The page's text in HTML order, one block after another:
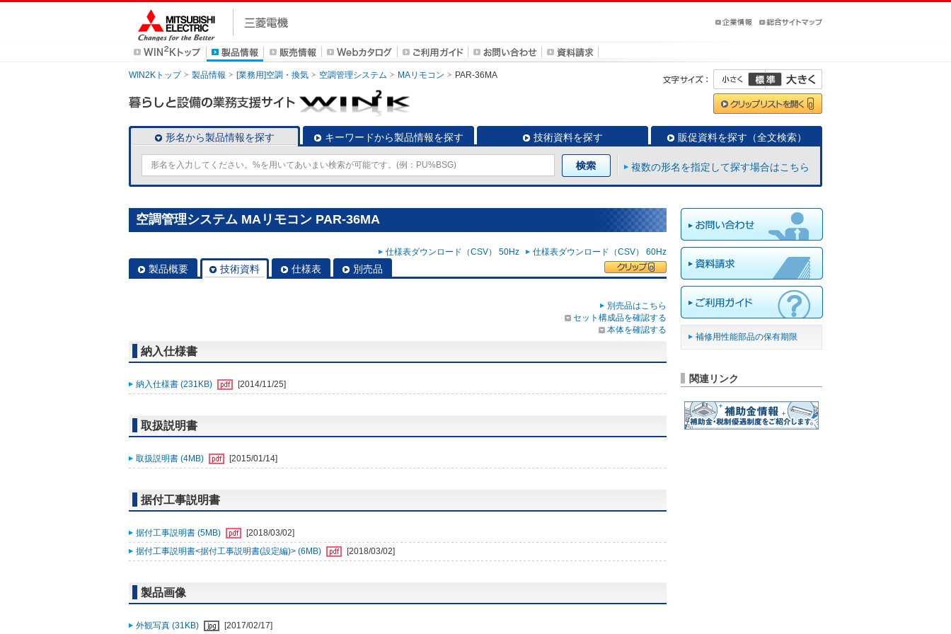
WIN2Kトップ 製品情報 [業務用]空調・換気 空調管理システム MAリモコン PAR-36MA
形名から製品情報を探す キーワードから製品情報を探す 技術資料を探す 販促資料を探す（全文検索）
複数の形名を指定して探す場合はこちら
空調管理システム MAリモコン PAR-36MA
仕様表ダウンロード（CSV） 50Hz 仕様表ダウンロード（CSV） 60Hz
製品概要 技術資料 仕様表 別売品
別売品はこちら
セット構成品を確認する
本体を確認する
納入仕様書
納入仕様書 (231KB) [2014/11/25]
取扱説明書
取扱説明書 (4MB) [2015/01/14]
据付工事説明書
据付工事説明書 (5MB)
[2018/03/02]
据付工事説明書<据付工事説明書(設定編)> (6MB)
[2018/03/02]
製品画像
外観写真 (31KB) [2017/02/17]
補修用性能部品の保有期限
関連リンク